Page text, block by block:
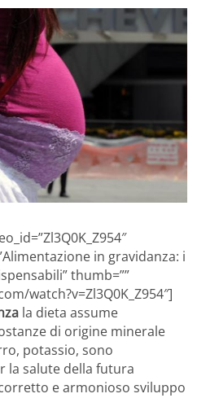
in gravidanza: i
thumb=””
watch?v=Zl3Q0K_Z954″]
la dieta assume
di origine minerale
potassio, sono
la salute della futura
e armonioso sviluppo